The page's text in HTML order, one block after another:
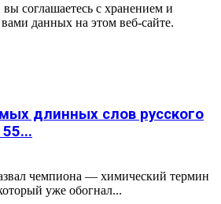
соглашаетесь с хранением и
данных на этом веб-сайте.
длинных слов русского
чемпиона — химический термин
уже обогнал...